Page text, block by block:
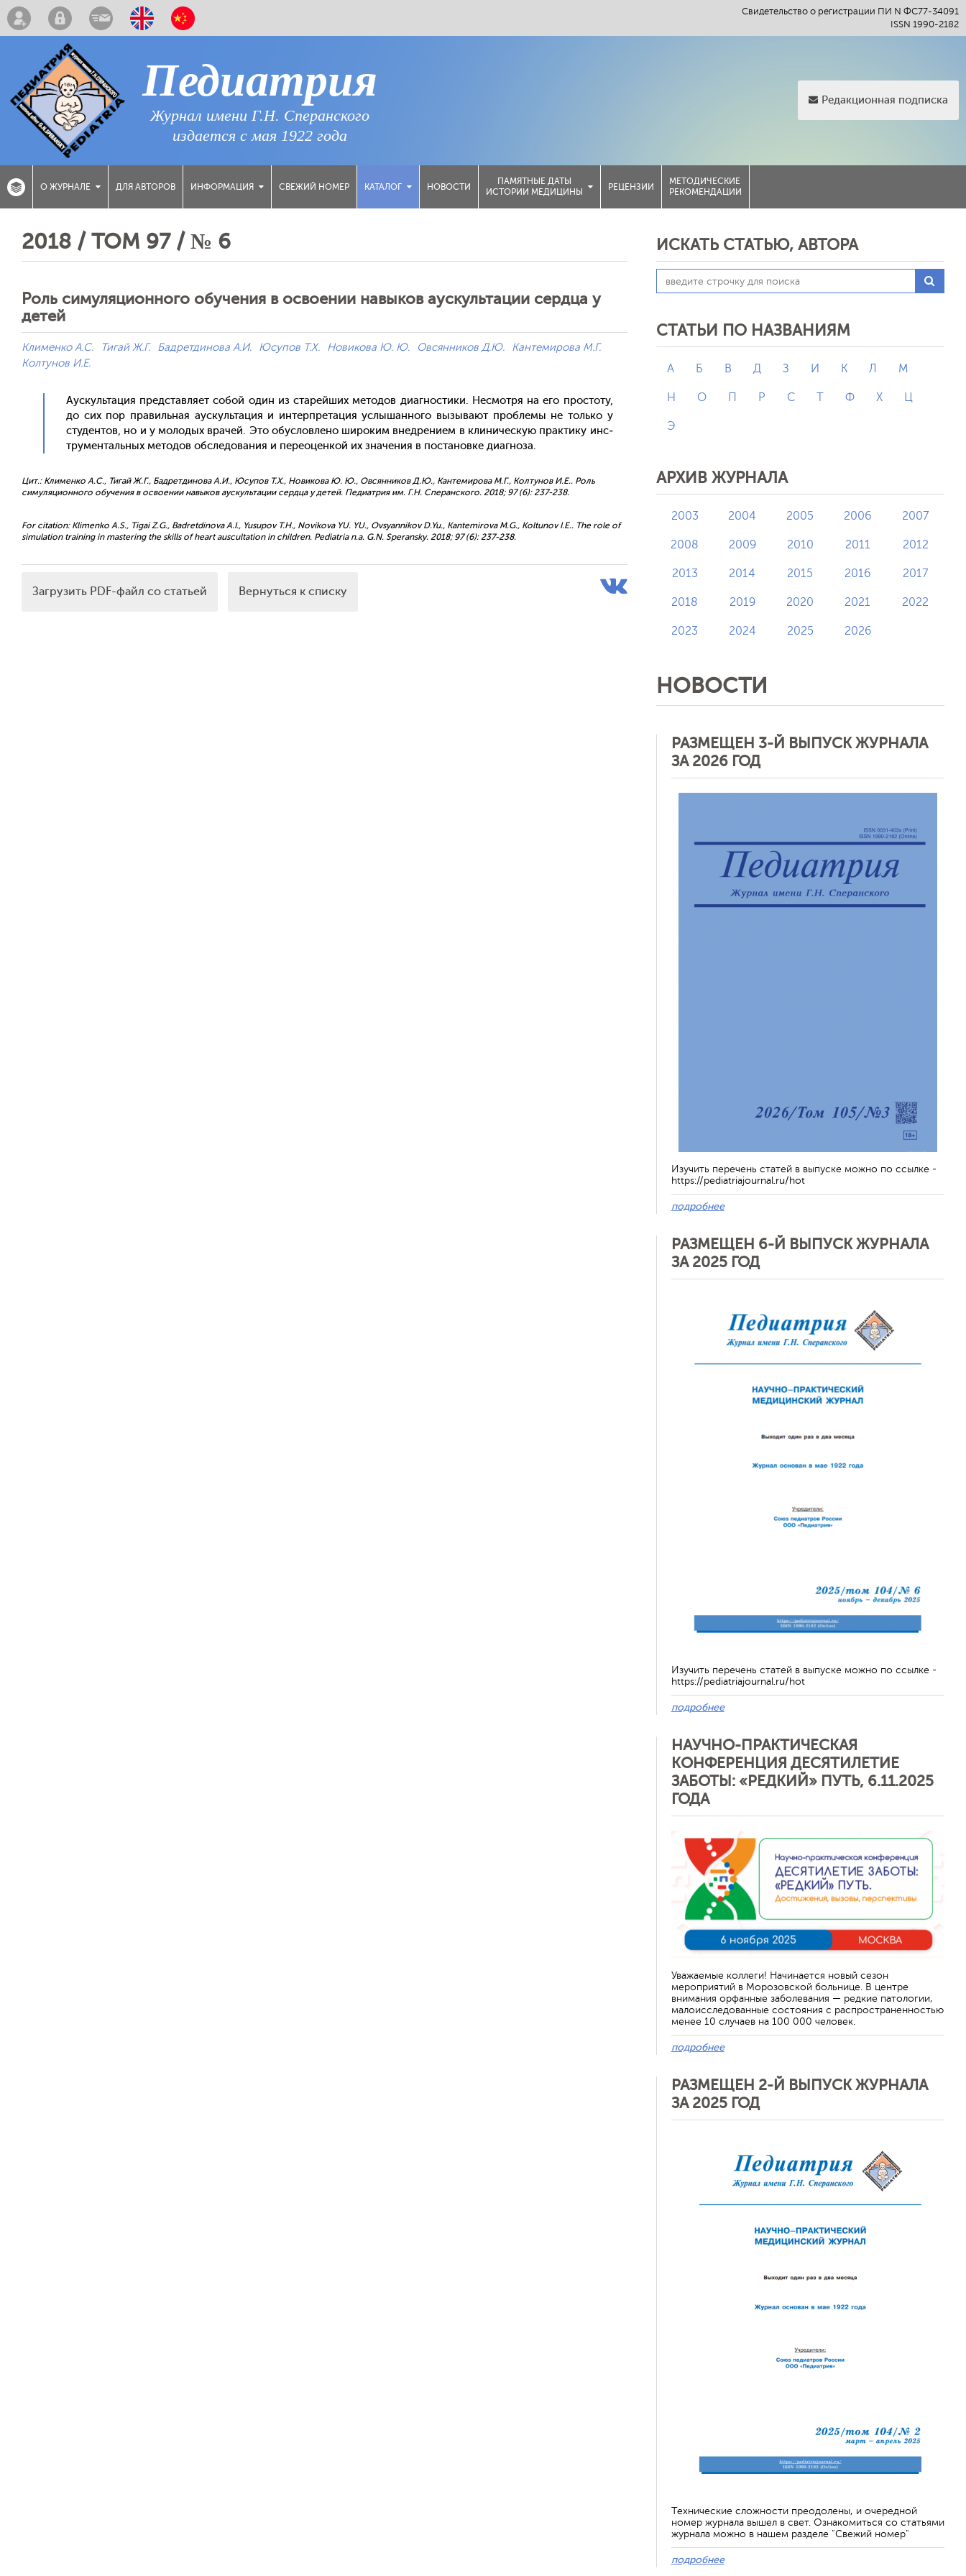
Свидетельство о регистрации ПИ N ФС77-34091
ISSN 1990-2182
Педиатрия
Журнал имени Г.Н. Сперанского
издается с мая 1922 года
Редакционная подписка
О ЖУРНАЛЕ ДЛЯ АВТОРОВ ИНФОРМАЦИЯ СВЕЖИЙ НОМЕР КАТАЛОГ НОВОСТИ
ПАМЯТНЫЕ ДАТЫ
ИСТОРИИ МЕДИЦИНЫ
РЕЦЕНЗИИ
МЕТОДИЧЕСКИЕ
РЕКОМЕНДАЦИИ
2018 / ТОМ 97 / № 6
Роль симуляционного обучения в освоении навыков аускультации сердца у
детей
Клименко А.С. Тигай Ж.Г. Бадретдинова А.И. Юсупов Т.Х. Новикова Ю. Ю. Овсянников Д.Ю.
Кантемирова М.Г.
Колтунов И.Е.
А­ус­куль­та­ция пред­став­ля­ет со­бой один из ста­рей­ших ме­тодов ди­аг­ности­ки. Нес­мотря на его прос­то­ту,
до сих пор пра­виль­ная а­ус­куль­та­ция и ин­тер­пре­тация ус­лы­шан­но­го вы­зыва­ют проб­ле­мы не толь­ко у
сту­ден­тов, но и у мо­лодых вра­чей. Это обус­ловле­но ши­роким внед­ре­ни­ем в кли­ничес­кую прак­ти­ку инс­
тру­мен­таль­ных ме­тодов об­сле­дова­ния и пе­ре­оцен­кой их зна­чения в пос­та­нов­ке ди­аг­но­за.
Цит.: Клименко А.С., Тигай Ж.Г., Бадретдинова А.И., Юсупов Т.Х., Новикова Ю. Ю., Овсянников Д.Ю., Кантемирова М.Г., Колтунов И.Е.. Роль
симуляционного обучения в освоении навыков аускультации сердца у детей. Педиатрия им. Г.Н. Сперанского. 2018; 97 (6): 237-238.
For citation: Klimenko A.S., Tigai Z.G., Badretdinova A.I., Yusupov T.H., Novikova YU. YU., Ovsyannikov D.Yu., Kantemirova M.G., Koltunov I.E.. The role of
simulation training in mastering the skills of heart auscultation in children. Pediatria n.a. G.N. Speransky. 2018; 97 (6): 237-238.
Загрузить PDF-файл со статьей Вернуться к списку
ИСКАТЬ СТАТЬЮ, АВТОРА
СТАТЬИ ПО НАЗВАНИЯМ
А Б В Д З И К Л М
Н О П Р С Т Ф Х Ц
Э
АРХИВ ЖУРНАЛА
2003 2004 2005 2006 2007
2008 2009 2010 2011 2012
2013 2014 2015 2016 2017
2018 2019 2020 2021 2022
2023 2024 2025 2026
НОВОСТИ
РАЗМЕЩЕН 3-Й ВЫПУСК ЖУРНАЛА
ЗА 2026 ГОД
Изучить перечень статей в выпуске можно по ссылке -
https://pediatriajournal.ru/hot
подробнее
РАЗМЕЩЕН 6-Й ВЫПУСК ЖУРНАЛА
ЗА 2025 ГОД
Изучить перечень статей в выпуске можно по ссылке -
https://pediatriajournal.ru/hot
подробнее
НАУЧНО-ПРАКТИЧЕСКАЯ
КОНФЕРЕНЦИЯ ДЕСЯТИЛЕТИЕ
ЗАБОТЫ: «РЕДКИЙ» ПУТЬ, 6.11.2025
ГОДА
Уважаемые коллеги! Начинается новый сезон
мероприятий в Морозовской больнице. В центре
внимания орфанные заболевания — редкие патологии,
малоисследованные состояния с распространенностью
менее 10 случаев на 100 000 человек.
подробнее
РАЗМЕЩЕН 2-Й ВЫПУСК ЖУРНАЛА
ЗА 2025 ГОД
Технические сложности преодолены, и очередной
номер журнала вышел в свет. Ознакомиться со статьями
журнала можно в нашем разделе "Свежий номер"
подробнее
Отменить